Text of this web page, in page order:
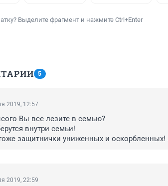
Выделите фрагмент и нажмите Ctrl+Enter
5
2019, 12:57
Вы все лезите в семью?
внутри семьи!
защитнички униженных и оскорбленных!
2019, 22:59